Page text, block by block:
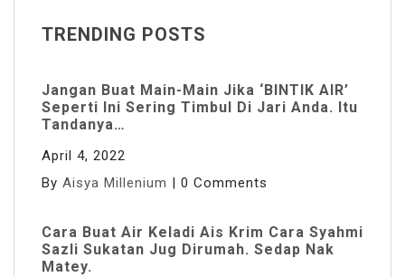
TRENDING POSTS
Jangan Buat Main-Main Jika ‘BINTIK AIR’
Seperti Ini Sering Timbul Di Jari Anda. Itu
Tandanya…
April 4, 2022
By Aisya Millenium 0 Comments
Cara Buat Air Keladi Ais Krim Cara Syahmi
Sazli Sukatan Jug Dirumah. Sedap Nak
Matey.